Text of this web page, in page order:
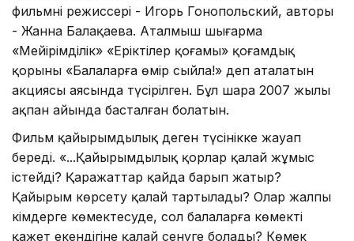
фильмнің режиссері - Игорь Гонопольский, авторы
- Жанна Балақаева. Аталмыш шығарма
«Мейірімділік» «Еріктілер қоғамы» қоғамдық
қорының «Балаларға өмір сыйла!» деп аталатын
акциясы аясында түсірілген. Бұл шара 2007 жылы
ақпан айында басталған болатын.
Фильм қайырымдылық деген түсінікке жауап
береді. «...Қайырымдылық қорлар қалай жұмыс
істейді? Қаражаттар қайда барып жатыр?
Қайырым көрсету қалай тартылады? Олар жалпы
кімдерге көмектесуде, сол балаларға көмектің
қажет екендігіне қалай сенуге болады? Көмек